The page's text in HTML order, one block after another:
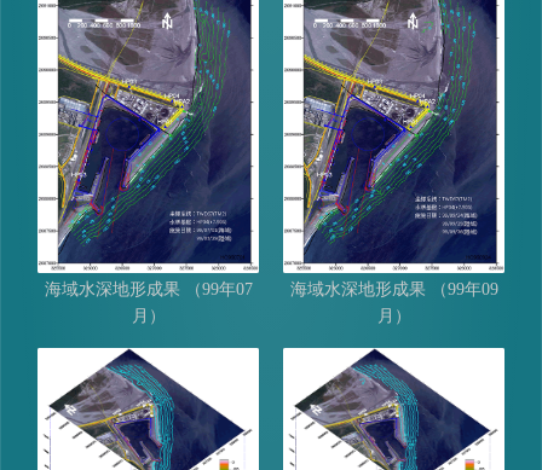
海域水深地形成果 （99年07
月）
海域水深地形成果 （99年09
月）